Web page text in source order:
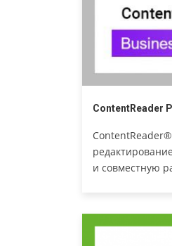
ContentReader
и совместную
текстовыми